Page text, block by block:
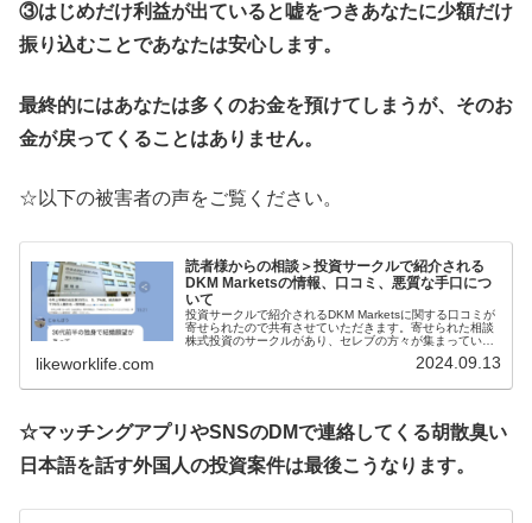
③はじめだけ利益が出ていると嘘をつきあなたに少額だけ
振り込むことであなたは安心します。
最終的にはあなたは多くのお金を預けてしまうが、そのお
金が戻ってくることはありません。
☆以下の被害者の声をご覧ください。
読者様からの相談＞投資サークルで紹介される
DKM Marketsの情報、口コミ、悪質な手口につ
いて
投資サークルで紹介されるDKM Marketsに関する口コミが
寄せられたので共有させていただきます。寄せられた相談
株式投資のサークルがあり、セレブの方々が集まっている
likeworklife.com 2024.09.13
☆マッチングアプリやSNSのDMで連絡してくる胡散臭い
日本語を話す外国人の投資案件は最後こうなります。